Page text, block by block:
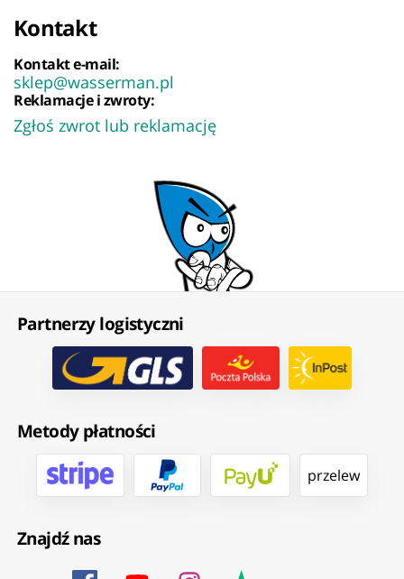
Kontakt
Kontakt e-mail:
sklep@wasserman.pl
Reklamacje i zwroty:
Zgłoś zwrot lub reklamację
Partnerzy logistyczni
Metody płatności
przelew
Znajdź nas